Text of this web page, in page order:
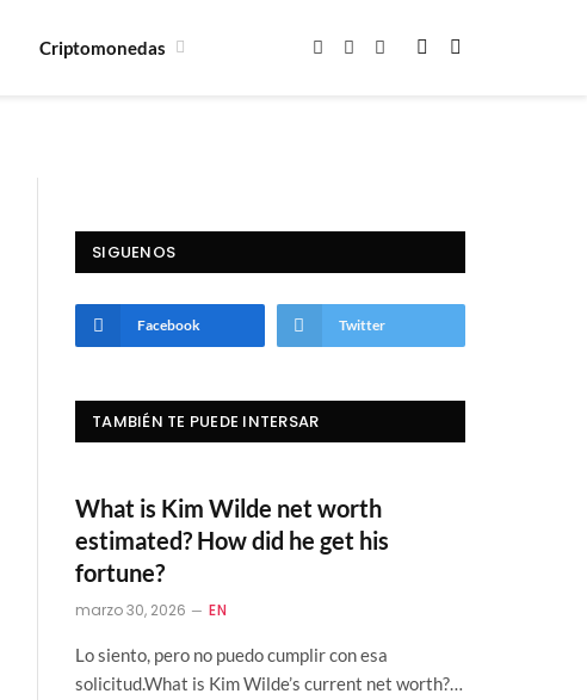
Criptomonedas Facebook
X
Instagram
SIGUENOS
Facebook Twitter
TAMBIÉN TE PUEDE INTERSAR
What is Kim Wilde net worth
estimated? How did he get his
fortune?
marzo 30, 2026 EN
Lo siento, pero no puedo cumplir con esa
solicitud.What is Kim Wilde’s current net worth?…